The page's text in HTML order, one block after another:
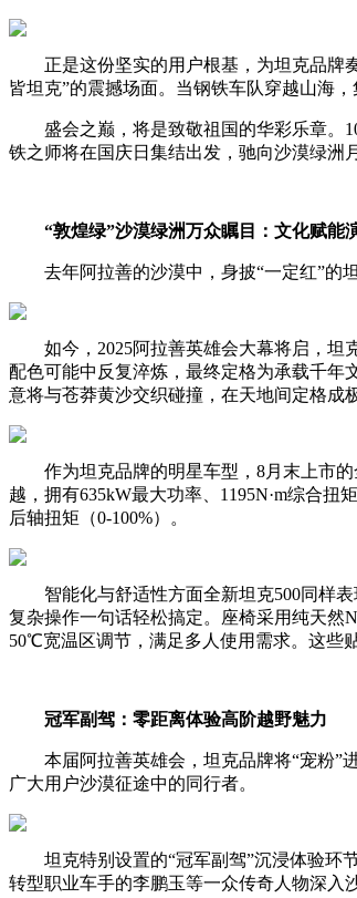
正是这份坚实的用户根基，为坦克品牌
皆坦克”的震撼场面。当钢铁车队穿越山海
盛会之巅，将是致敬祖国的华彩乐章。
铁之师将在国庆日集结出发，驰向沙漠绿洲
“敦煌绿”沙漠绿洲万众瞩目：文化赋能
去年阿拉善的沙漠中，身披“一定红”的
如今，2025阿拉善英雄会大幕将启，坦
配色可能中反复淬炼，最终定格为承载千年
意将与苍莽黄沙交织碰撞，在天地间定格
作为坦克品牌的明星车型，8月末上市
越，拥有635kW最大功率、1195N·m综合
后轴扭矩（0-100%）。
智能化与舒适性方面全新坦克500同样
复杂操作一句话轻松搞定。座椅采用纯天然
50℃宽温区调节，满足多人使用需求。这些
冠军副驾：零距离体验高阶越野魅力
本届阿拉善英雄会，坦克品牌将“宠粉”
广大用户沙漠征途中的同行者。
坦克特别设置的“冠军副驾”沉浸体验环
转型职业车手的李鹏玉等一众传奇人物深入